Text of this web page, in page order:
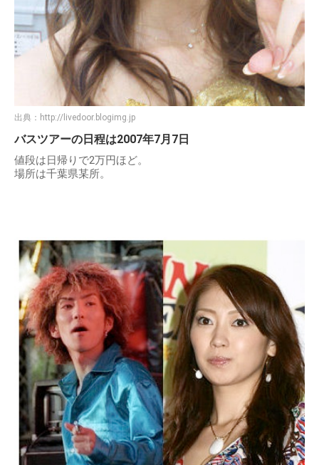
出典： http://livedoor.blogimg.jp
バスツアーの日程は2007年7月7日
値段は日帰りで2万円ほど。
場所は千葉県某所。